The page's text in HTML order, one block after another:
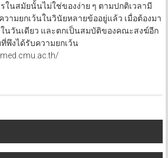
ในสมัยนั้นไม่ใช่ของง่าย ๆ ตามปกติเวลามี
วามยกเว้นในวินัยหลายข้ออยู่แล้ว เมื่อต้องมา
นวันเดียว และตกเป็นสมบัติของคณะสงฆ์อีก
พึงได้รับความยกเว้น